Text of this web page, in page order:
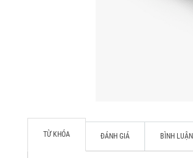
TỪ KHÓA ĐÁNH GIÁ BÌNH LUẬN